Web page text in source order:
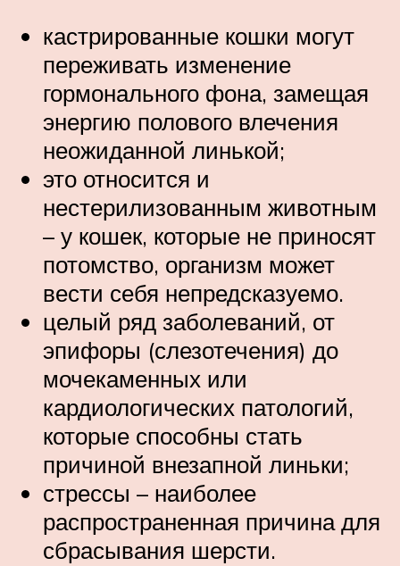
кастрированные кошки могут
переживать изменение
гормонального фона, замещая
энергию полового влечения
неожиданной линькой;
это относится и
нестерилизованным животным
– у кошек, которые не приносят
потомство, организм может
вести себя непредсказуемо.
целый ряд заболеваний, от
эпифоры (слезотечения) до
мочекаменных или
кардиологических патологий,
которые способны стать
причиной внезапной линьки;
стрессы – наиболее
распространенная причина для
сбрасывания шерсти.